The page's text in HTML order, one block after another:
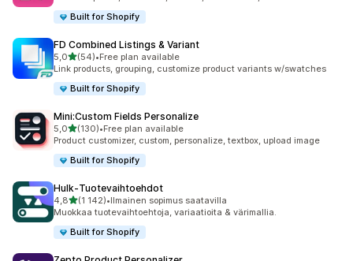
Built for Shopify
FD Combined Listings & Variant
5,0/ 5 tähteä
(54)
54 arvostelua yhteensä
•Free plan available
Link products, grouping, customize product variants w/swatches
Built for Shopify
Mini:Custom Fields Personalize
5,0/ 5 tähteä
(130)
130 arvostelua yhteensä
•Free plan available
Product customizer, custom, personalize, textbox, upload image
Built for Shopify
Hulk‑Tuotevaihtoehdot
4,8/ 5 tähteä
(1 142)
1142 arvostelua yhteensä
•Ilmainen sopimus saatavilla
Muokkaa tuote­vaihtoehtoja, variaatioita & värimallia.
Built for Shopify